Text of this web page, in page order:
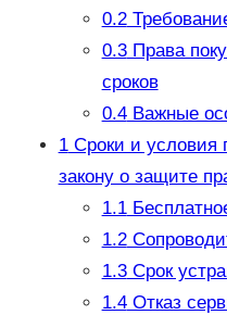
0.2
0.3Права
сроков
0.4Важные
1Сроки и условия
закону о защите
1.1
1.2
1.3Срок
1.4Отказ